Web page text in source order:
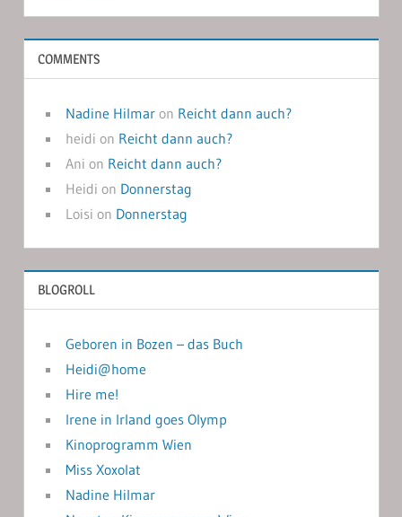
COMMENTS
Nadine Hilmaron Reicht dann auch?
heidi on Reicht dann auch?
Ani on Reicht dann auch?
Heidi on Donnerstag
Loisi on Donnerstag
BLOGROLL
Geboren in Bozen – das Buch
Heidi@home
Hire me!
Irene in Irland goes Olymp
Kinoprogramm Wien
Miss Xoxolat
Nadine Hilmar